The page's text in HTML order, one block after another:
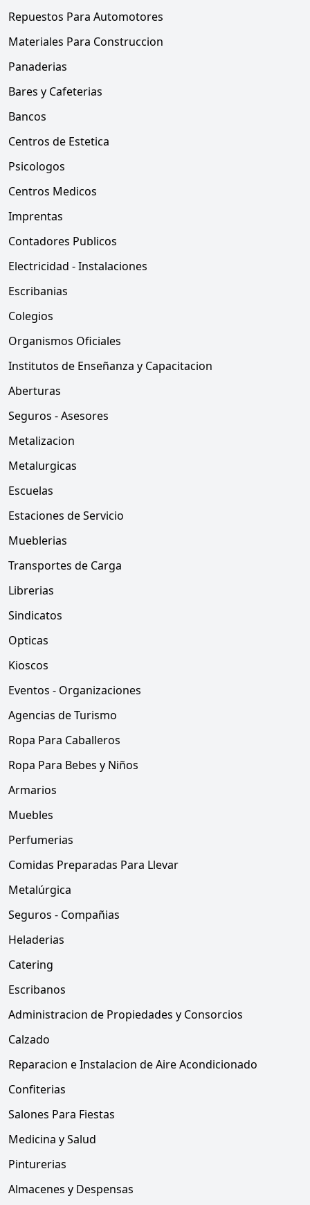
Repuestos Para Automotores
Materiales Para Construccion
Panaderias
Bares y Cafeterias
Bancos
Centros de Estetica
Psicologos
Centros Medicos
Imprentas
Contadores Publicos
Electricidad - Instalaciones
Escribanias
Colegios
Organismos Oficiales
Institutos de Enseñanza y Capacitacion
Aberturas
Seguros - Asesores
Metalizacion
Metalurgicas
Escuelas
Estaciones de Servicio
Mueblerias
Transportes de Carga
Librerias
Sindicatos
Opticas
Kioscos
Eventos - Organizaciones
Agencias de Turismo
Ropa Para Caballeros
Ropa Para Bebes y Niños
Armarios
Muebles
Perfumerias
Comidas Preparadas Para Llevar
Metalúrgica
Seguros - Compañias
Heladerias
Catering
Escribanos
Administracion de Propiedades y Consorcios
Calzado
Reparacion e Instalacion de Aire Acondicionado
Confiterias
Salones Para Fiestas
Medicina y Salud
Pinturerias
Almacenes y Despensas